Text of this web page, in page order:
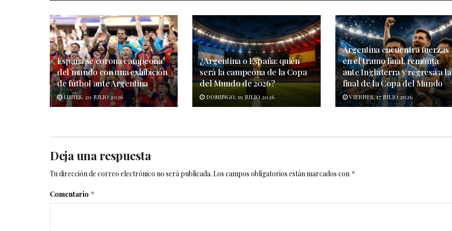
España se corona campeona
del mundo con una exhibición
de fútbol ante Argentina
LUNES, 20 JULIO 2026
¿Argentina o España: quién
será la campeona de la Copa
del Mundo de 2026?
DOMINGO, 19 JULIO 2026
Argentina encuentra fuerzas
en el tramo final, remonta
ante Inglaterra y regresa a la
final de la Copa del Mundo
VIERNES, 17 JULIO 2026
Deja una respuesta
Tu dirección de correo electrónico no será publicada. Los campos obligatorios están marcados con *
Comentario *